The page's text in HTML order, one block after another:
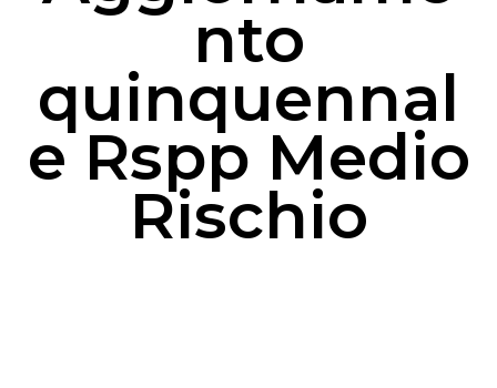
nto
quinquennal
e Rspp Medio
Rischio